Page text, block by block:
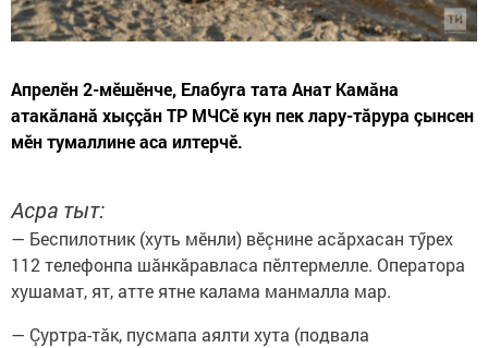
Апрелӗн 2-мӗшӗнче, Елабуга тата Анат Камăна
атакăланă хыççăн ТР МЧСӗ кун пек лару-тăрура çынсен
мӗн тумаллине аса илтерчӗ.
Асра тыт:
— Беспилотник (хуть мӗнли) вӗçнине асăрхасан тӳрех
112 телефонпа шăнкăравласа пӗлтермелле. Оператора
хушамат, ят, атте ятне калама манмалла мар.
— Çуртра-тăк, пусмапа аялти хута (подвала